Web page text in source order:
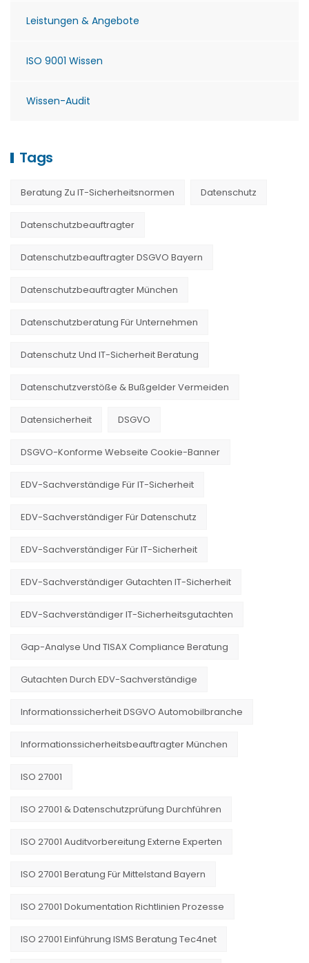
Leistungen & Angebote
ISO 9001 Wissen
Wissen-Audit
Tags
Beratung Zu IT-Sicherheitsnormen Datenschutz
Datenschutzbeauftragter
Datenschutzbeauftragter DSGVO Bayern
Datenschutzbeauftragter München
Datenschutzberatung Für Unternehmen
Datenschutz Und IT-Sicherheit Beratung
Datenschutzverstöße & Bußgelder Vermeiden
Datensicherheit DSGVO
DSGVO-Konforme Webseite Cookie-Banner
EDV-Sachverständige Für IT-Sicherheit
EDV-Sachverständiger Für Datenschutz
EDV-Sachverständiger Für IT-Sicherheit
EDV-Sachverständiger Gutachten IT-Sicherheit
EDV-Sachverständiger IT-Sicherheitsgutachten
Gap-Analyse Und TISAX Compliance Beratung
Gutachten Durch EDV-Sachverständige
Informationssicherheit DSGVO Automobilbranche
Informationssicherheitsbeauftragter München
ISO 27001
ISO 27001 & Datenschutzprüfung Durchführen
ISO 27001 Auditvorbereitung Externe Experten
ISO 27001 Beratung Für Mittelstand Bayern
ISO 27001 Dokumentation Richtlinien Prozesse
ISO 27001 Einführung ISMS Beratung Tec4net